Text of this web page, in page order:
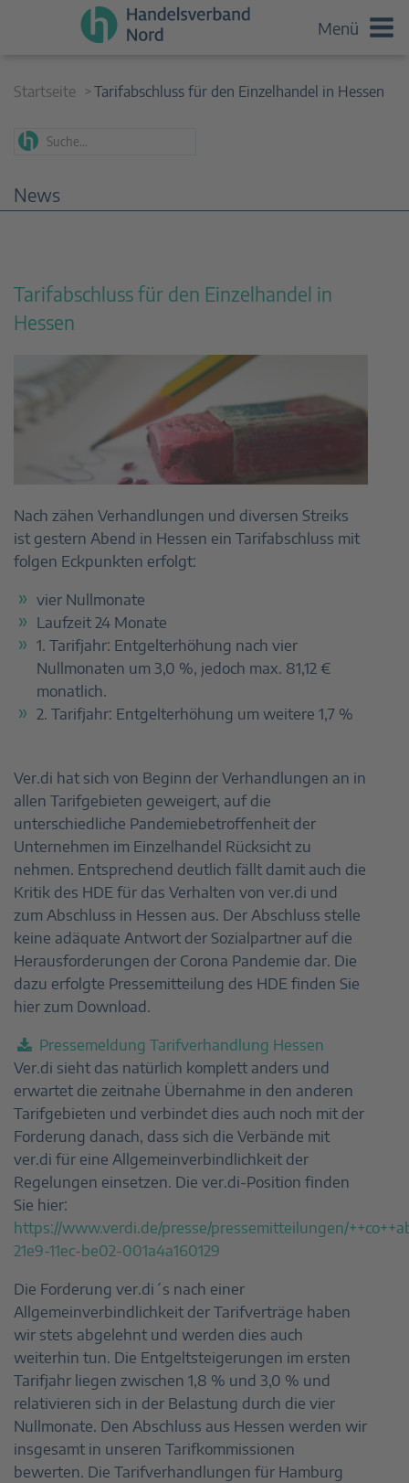
Menü
Startseite Tarifabschluss für den Einzelhandel in Hessen
News
Tarifabschluss für den Einzelhandel in
Hessen
Nach zähen Verhandlungen und diversen Streiks
ist gestern Abend in Hessen ein Tarifabschluss mit
folgen Eckpunkten erfolgt:
vier Nullmonate
Laufzeit 24 Monate
1. Tarifjahr: Entgelterhöhung nach vier
Nullmonaten um 3,0 %, jedoch max. 81,12 €
monatlich.
2. Tarifjahr: Entgelterhöhung um weitere 1,7 %
Ver.di hat sich von Beginn der Verhandlungen an in
allen Tarifgebieten geweigert, auf die
unterschiedliche Pandemiebetroffenheit der
Unternehmen im Einzelhandel Rücksicht zu
nehmen. Entsprechend deutlich fällt damit auch die
Kritik des HDE für das Verhalten von ver.di und
zum Abschluss in Hessen aus. Der Abschluss stelle
keine adäquate Antwort der Sozialpartner auf die
Herausforderungen der Corona Pandemie dar. Die
dazu erfolgte Pressemitteilung des HDE finden Sie
hier zum Download.
Pressemeldung Tarifverhandlung Hessen
Ver.di sieht das natürlich komplett anders und
erwartet die zeitnahe Übernahme in den anderen
Tarifgebieten und verbindet dies auch noch mit der
Forderung danach, dass sich die Verbände mit
ver.di für eine Allgemeinverbindlichkeit der
Regelungen einsetzen. Die ver.di-Position finden
Sie hier:
https://www.verdi.de/presse/pressemitteilungen/
21e9-11ec-be02-001a4a160129
Die Forderung ver.di´s nach einer
Allgemeinverbindlichkeit der Tarifverträge haben
wir stets abgelehnt und werden dies auch
weiterhin tun. Die Entgeltsteigerungen im ersten
Tarifjahr liegen zwischen 1,8 % und 3,0 % und
relativieren sich in der Belastung durch die vier
Nullmonate. Den Abschluss aus Hessen werden wir
insgesamt in unseren Tarifkommissionen
bewerten. Die Tarifverhandlungen für Hamburg